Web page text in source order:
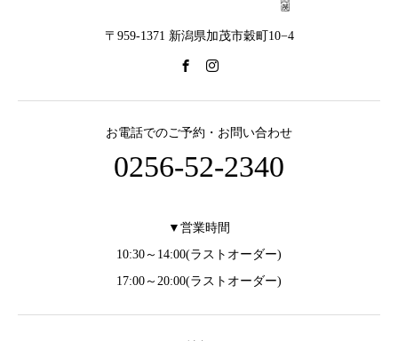
〒959-1371 新潟県加茂市穀町10−4
お電話でのご予約・お問い合わせ
0256-52-2340
▼営業時間
10:30～14:00(ラストオーダー)
17:00～20:00(ラストオーダー)